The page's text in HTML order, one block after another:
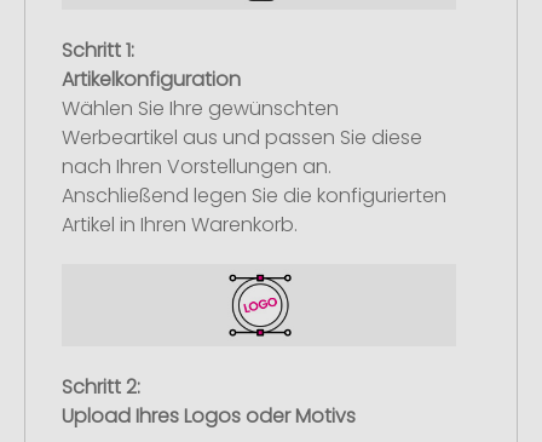
Schritt 1:
Artikelkonfiguration
Wählen Sie Ihre gewünschten
Werbeartikel aus und passen Sie diese
nach Ihren Vorstellungen an.
Anschließend legen Sie die konfigurierten
Artikel in Ihren Warenkorb.
Schritt 2:
Upload Ihres Logos oder Motivs